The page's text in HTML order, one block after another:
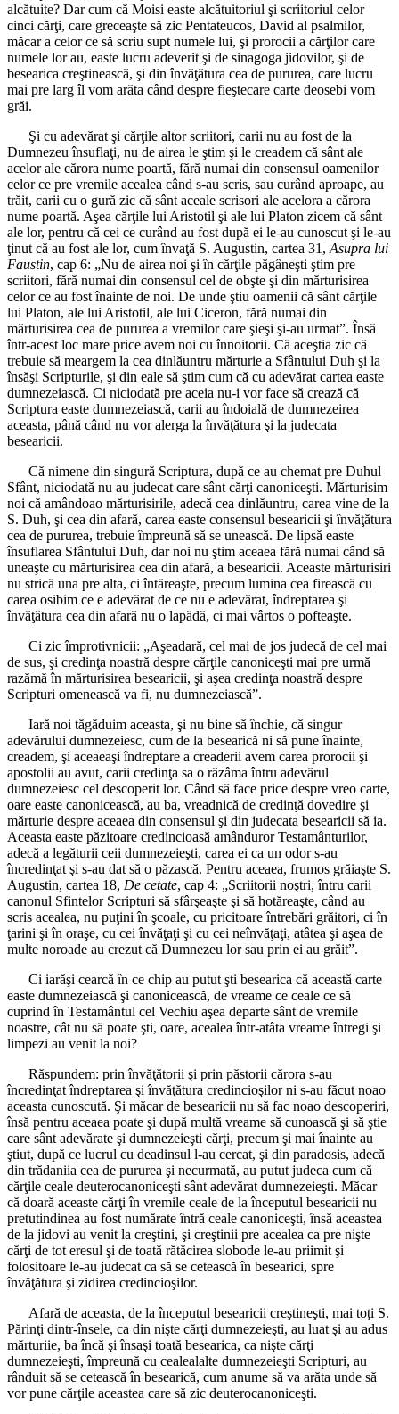
alcătuite? Dar cum că Moisi easte alcătuitoriul şi scriitoriul celor
cinci cărţi, care greceaşte să zic Pentateucos, David al psalmilor,
măcar a celor ce să scriu supt numele lui, şi prorocii a cărţilor care
numele lor au, easte lucru adeverit şi de sinagoga jidovilor, şi de
besearica creştinească, şi din învăţătura cea de pururea, care lucru
mai pre larg îl vom arăta când despre fieştecare carte deosebi vom
grăi.
Şi cu adevărat şi cărţile altor scriitori, carii nu au fost de la
Dumnezeu însuflaţi, nu de airea le ştim şi le creadem că sânt ale
acelor ale cărora nume poartă, fără numai din consensul oamenilor
celor ce pre vremile acealea când s-au scris, sau curând aproape, au
trăit, carii cu o gură zic că sânt aceale scrisori ale acelora a cărora
nume poartă. Aşea cărţile lui Aristotil şi ale lui Platon zicem că sânt
ale lor, pentru că cei ce curând au fost după ei le-au cunoscut şi le-au
ţinut că au fost ale lor, cum învaţă S. Augustin, cartea 31, Asupra lui
Faustin, cap 6: „Nu de airea noi şi în cărţile păgâneşti ştim pre
scriitori, fără numai din consensul cel de obşte şi din mărturisirea
celor ce au fost înainte de noi. De unde ştiu oamenii că sânt cărţile
lui Platon, ale lui Aristotil, ale lui Ciceron, fără numai din
mărturisirea cea de pururea a vremilor care şieşi şi-au urmat”. Însă
într-acest loc mare price avem noi cu înnoitorii. Că aceştia zic că
trebuie să meargem la cea dinlăuntru mărturie a Sfântului Duh şi la
însăşi Scripturile, şi din eale să ştim cum că cu adevărat cartea easte
dumnezeiască. Ci niciodată pre aceia nu-i vor face să crează că
Scriptura easte dumnezeiască, carii au îndoială de dumnezeirea
aceasta, până când nu vor alerga la învăţătura şi la judecata
besearicii.
Că nimene din singură Scriptura, după ce au chemat pre Duhul
Sfânt, niciodată nu au judecat care sânt cărţi canoniceşti. Mărturisim
noi că amândoao mărturisirile, adecă cea dinlăuntru, carea vine de la
S. Duh, şi cea din afară, carea easte consensul besearicii şi învăţătura
cea de pururea, trebuie împreună să se unească. De lipsă easte
însuflarea Sfântului Duh, dar noi nu ştim aceaea fără numai când să
uneaşte cu mărturisirea cea din afară, a besearicii. Aceaste mărturisiri
nu strică una pre alta, ci întăreaşte, precum lumina cea firească cu
carea osibim ce e adevărat de ce nu e adevărat, îndreptarea şi
învăţătura cea din afară nu o lapădă, ci mai vârtos o pofteaşte.
Ci zic împrotivnicii: „Aşeadară, cel mai de jos judecă de cel mai
de sus, şi credinţa noastră despre cărţile canoniceşti mai pre urmă
razămă în mărturisirea besearicii, şi aşea credinţa noastră despre
Scripturi omenească va fi, nu dumnezeiască”.
Iară noi tăgăduim aceasta, şi nu bine să închie, că singur
adevărului dumnezeiesc, cum de la besearică ni să pune înainte,
creadem, şi aceaeaşi îndreptare a creaderii avem carea prorocii şi
apostolii au avut, carii credinţa sa o răzâma întru adevărul
dumnezeiesc cel descoperit lor. Când să face price despre vreo carte,
oare easte canonicească, au ba, vreadnică de credinţă dovedire şi
mărturie despre aceaea din consensul şi din judecata besearicii să ia.
Aceasta easte păzitoare credincioasă amânduror Testamânturilor,
adecă a legăturii ceii dumnezeieşti, carea ei ca un odor s-au
încredinţat şi s-au dat să o păzască. Pentru aceaea, frumos grăiaşte S.
Augustin, cartea 18, De cetate, cap 4: „Scriitorii noştri, întru carii
canonul Sfintelor Scripturi să sfârşeaşte şi să hotăreaşte, când au
scris acealea, nu puţini în şcoale, cu pricitoare întrebări grăitori, ci în
ţarini şi în oraşe, cu cei învăţaţi şi cu cei neînvăţaţi, atâtea şi aşea de
multe noroade au crezut că Dumnezeu lor sau prin ei au grăit”.
Ci iarăşi cearcă în ce chip au putut şti besearica că această carte
easte dumnezeiască şi canonicească, de vreame ce ceale ce să
cuprind în Testamântul cel Vechiu aşea departe sânt de vremile
noastre, cât nu să poate şti, oare, acealea într-atâta vreame întregi şi
limpezi au venit la noi?
Răspundem: prin învăţătorii şi prin păstorii cărora s-au
încredinţat îndreptarea şi învăţătura credincioşilor ni s-au făcut noao
aceasta cunoscută. Şi măcar de besearicii nu să fac noao descoperiri,
însă pentru aceaea poate şi după multă vreame să cunoască şi să ştie
care sânt adevărate şi dumnezeieşti cărţi, precum şi mai înainte au
ştiut, după ce lucrul cu deadinsul l-au cercat, şi din paradosis, adecă
din trădaniia cea de pururea şi necurmată, au putut judeca cum că
cărţile ceale deuterocanoniceşti sânt adevărat dumnezeieşti. Măcar
că doară aceaste cărţi în vremile ceale de la începutul besearicii nu
pretutindinea au fost numărate întră ceale canoniceşti, însă aceastea
de la jidovi au venit la creştini, şi creştinii pre acealea ca pre nişte
cărţi de tot eresul şi de toată rătăcirea slobode le-au priimit şi
folositoare le-au judecat ca să se cetească în besearici, spre
învăţătura şi zidirea credincioşilor.
Afară de aceasta, de la începutul besearicii creştineşti, mai toţi S.
Părinţi dintr-însele, ca din nişte cărţi dumnezeieşti, au luat şi au adus
mărturiie, ba încă şi însaşi toată besearica, ca nişte cărţi
dumnezeieşti, împreună cu cealealalte dumnezeieşti Scripturi, au
rânduit să se cetească în besearică, cum anume să va arăta unde să
vor pune cărţile aceastea care să zic deuterocanoniceşti.